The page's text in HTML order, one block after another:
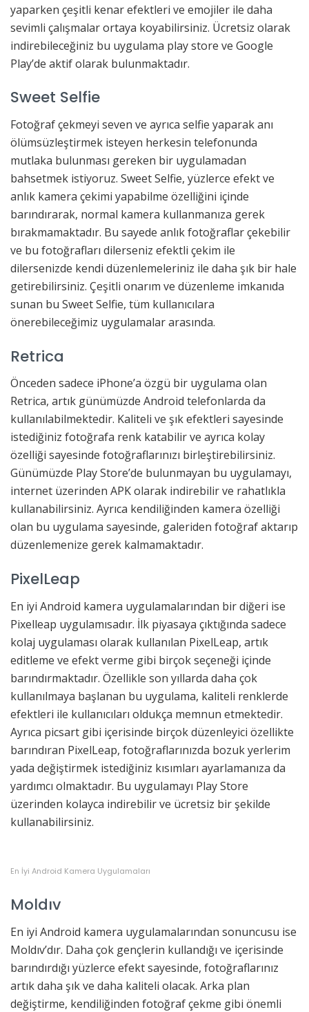
yaparken çeşitli kenar efektleri ve emojiler ile daha
sevimli çalışmalar ortaya koyabilirsiniz. Ücretsiz olarak
indirebileceğiniz bu uygulama play store ve Google
Play’de aktif olarak bulunmaktadır.
Sweet Selfie
Fotoğraf çekmeyi seven ve ayrıca selfie yaparak anı
ölümsüzleştirmek isteyen herkesin telefonunda
mutlaka bulunması gereken bir uygulamadan
bahsetmek istiyoruz. Sweet Selfie, yüzlerce efekt ve
anlık kamera çekimi yapabilme özelliğini içinde
barındırarak, normal kamera kullanmanıza gerek
bırakmamaktadır. Bu sayede anlık fotoğraflar çekebilir
ve bu fotoğrafları dilerseniz efektli çekim ile
dilersenizde kendi düzenlemeleriniz ile daha şık bir hale
getirebilirsiniz. Çeşitli onarım ve düzenleme imkanıda
sunan bu Sweet Selfie, tüm kullanıcılara
önerebileceğimiz uygulamalar arasında.
Retrica
Önceden sadece iPhone’a özgü bir uygulama olan
Retrica, artık günümüzde Android telefonlarda da
kullanılabilmektedir. Kaliteli ve şık efektleri sayesinde
istediğiniz fotoğrafa renk katabilir ve ayrıca kolay
özelliği sayesinde fotoğraflarınızı birleştirebilirsiniz.
Günümüzde Play Store’de bulunmayan bu uygulamayı,
internet üzerinden APK olarak indirebilir ve rahatlıkla
kullanabilirsiniz. Ayrıca kendiliğinden kamera özelliği
olan bu uygulama sayesinde, galeriden fotoğraf aktarıp
düzenlemenize gerek kalmamaktadır.
PixelLeap
En iyi Android kamera uygulamalarından bir diğeri ise
Pixelleap uygulamısadır. İlk piyasaya çıktığında sadece
kolaj uygulaması olarak kullanılan PixelLeap, artık
editleme ve efekt verme gibi birçok seçeneği içinde
barındırmaktadır. Özellikle son yıllarda daha çok
kullanılmaya başlanan bu uygulama, kaliteli renklerde
efektleri ile kullanıcıları oldukça memnun etmektedir.
Ayrıca picsart gibi içerisinde birçok düzenleyici özellikte
barındıran PixelLeap, fotoğraflarınızda bozuk yerlerim
yada değiştirmek istediğiniz kısımları ayarlamanıza da
yardımcı olmaktadır. Bu uygulamayı Play Store
üzerinden kolayca indirebilir ve ücretsiz bir şekilde
kullanabilirsiniz.
En İyi Android Kamera Uygulamaları
Moldıv
En iyi Android kamera uygulamalarından sonuncusu ise
Moldıv’dır. Daha çok gençlerin kullandığı ve içerisinde
barındırdığı yüzlerce efekt sayesinde, fotoğraflarınız
artık daha şık ve daha kaliteli olacak. Arka plan
değiştirme, kendiliğinden fotoğraf çekme gibi önemli